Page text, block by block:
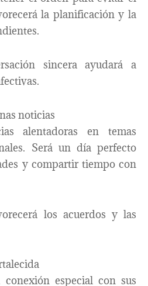
la planificación y la
sincera ayudará a
noticias
alentadoras en temas
Será un día perfecto
y compartir tiempo con
los acuerdos y las
especial con sus